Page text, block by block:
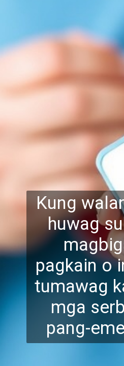
Kung
huwag
pagkain o
tumawag
mga
pang-